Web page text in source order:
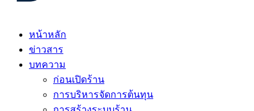
หน้าหลัก
ข่าวสาร
บทความ
ก่อนเปิดร้าน
การบริหารจัดการต้นทุน